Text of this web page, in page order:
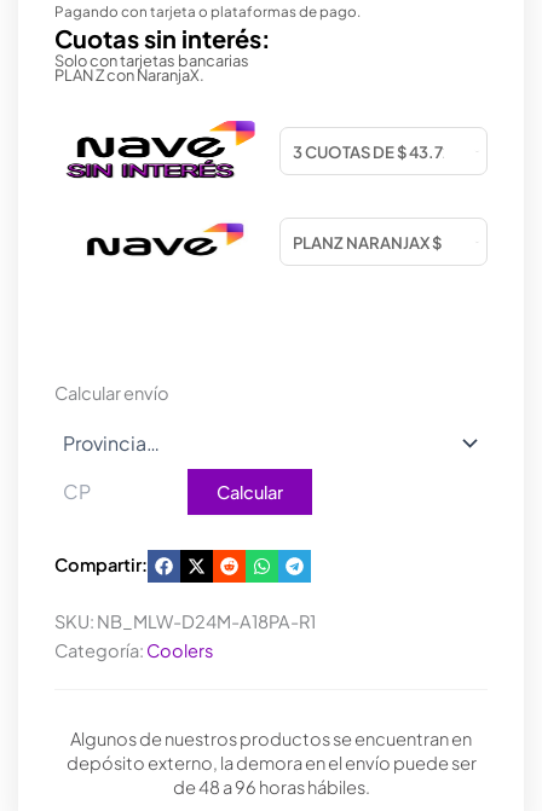
Pagando con tarjeta o plataformas de pago.
Cuotas sin interés:
Solo con tarjetas bancarias
PLAN Z con NaranjaX.
Calcular envío
Calcular
Compartir:
SKU: NB_MLW-D24M-A18PA-R1
Categoría: Coolers
Algunos de nuestros productos se encuentran en
depósito externo, la demora en el envío puede ser
de 48 a 96 horas hábiles.